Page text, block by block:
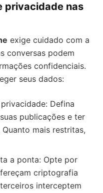
privacidade nas
exige cuidado com a
conversas podem
confidenciais.
seus dados:
Defina
publicações e ter
mais restritas,
a ponta: Opte por
criptografia
interceptem